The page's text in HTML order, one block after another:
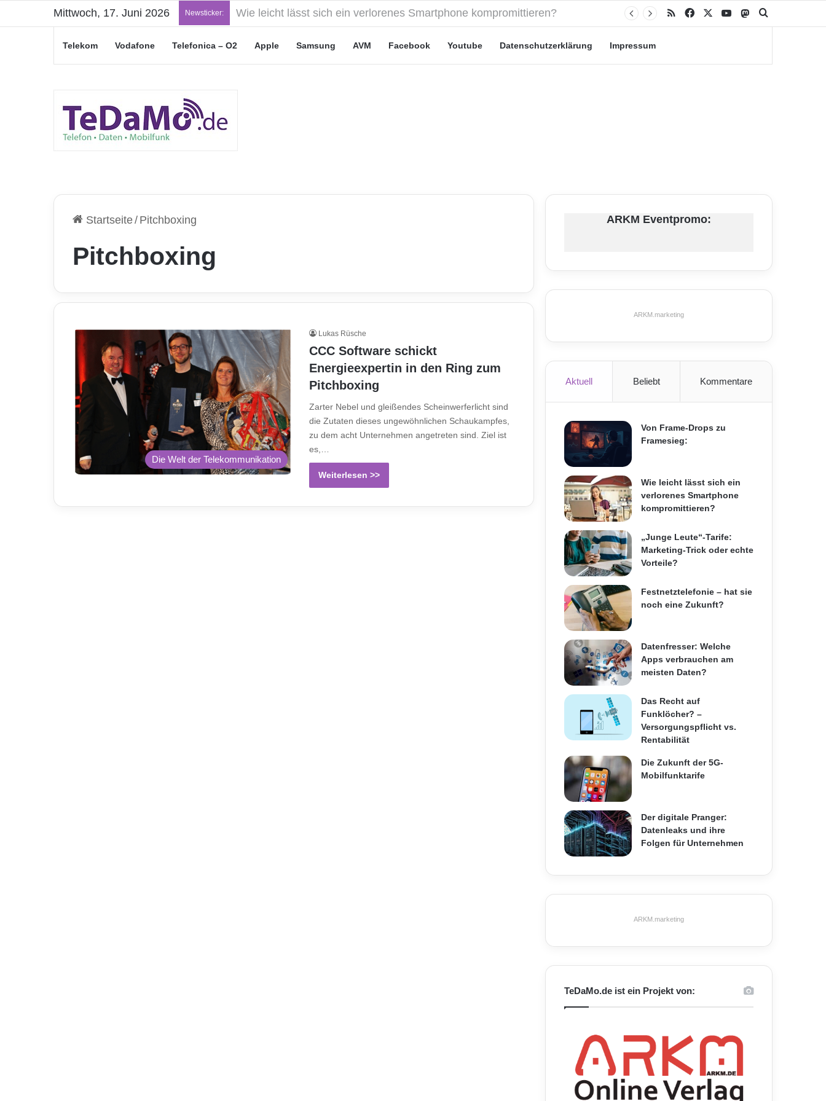
Mittwoch, 17. Juni 2026 Newsticker: „Junge Leute“-Tarife: Marketing-Trick oder echte Vorteile? RSS Facebook YouTubeMastodon
Telekom Vodafone Telefonica – O2 Apple Samsung AVM Facebook Youtube Datenschutzerklärung Impressum
Startseite/ Pitchboxing
Pitchboxing
Die Welt der Telekommunikation
Lukas Rüsche
CCC Software schickt
Energieexpertin in den Ring zum
Pitchboxing
Zarter Nebel und gleißendes Scheinwerferlicht sind
die Zutaten dieses ungewöhnlichen Schaukampfes,
zu dem acht Unternehmen angetreten sind. Ziel ist
es,…
Weiterlesen >>
ARKM Eventpromo:
ARKM.marketing
Aktuell Beliebt Kommentare
Von Frame-Drops zu
Framesieg:
Wie leicht lässt sich ein
verlorenes Smartphone
kompromittieren?
„Junge Leute“-Tarife:
Marketing-Trick oder echte
Vorteile?
Festnetztelefonie – hat sie
noch eine Zukunft?
Datenfresser: Welche
Apps verbrauchen am
meisten Daten?
Das Recht auf
Funklöcher? –
Versorgungspflicht vs.
Rentabilität
Die Zukunft der 5G-
Mobilfunktarife
Der digitale Pranger:
Datenleaks und ihre
Folgen für Unternehmen
ARKM.marketing
TeDaMo.de ist ein Projekt von: